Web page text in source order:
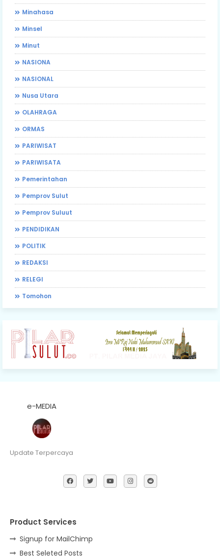
Minahasa
Minsel
Minut
NASIONA
NASIONAL
Nusa Utara
OLAHRAGA
ORMAS
PARIWISAT
PARIWISATA
Pemerintahan
Pemprov Sulut
Pemprov Suluut
PENDIDIKAN
POLITIK
REDAKSI
RELEGI
Tomohon
e-MEDIA
Update Terpercaya
Product Services
Signup for MailChimp
Best Seleted Posts